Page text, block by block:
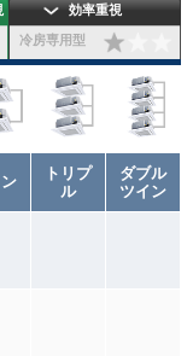
効率重視
冷房専用型
トリプ
ル
ダブル
ツイン